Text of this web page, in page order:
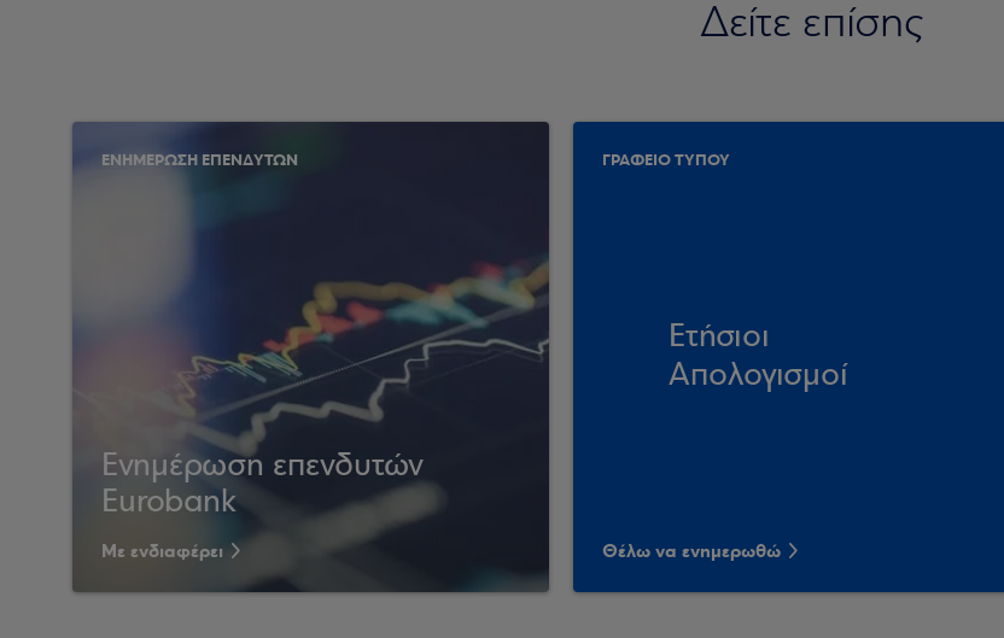
Δείτε επίσης
ΕΝΗΜΕΡΩΣΗ ΕΠΕΝΔΥΤΩΝ
Ενημέρωση επενδυτών
Eurobank
Με ενδιαφέρει
ΓΡΑΦΕΙΟ ΤΥΠΟΥ
Ετήσιοι
Απολογισμοί
Θέλω να ενημερωθώ